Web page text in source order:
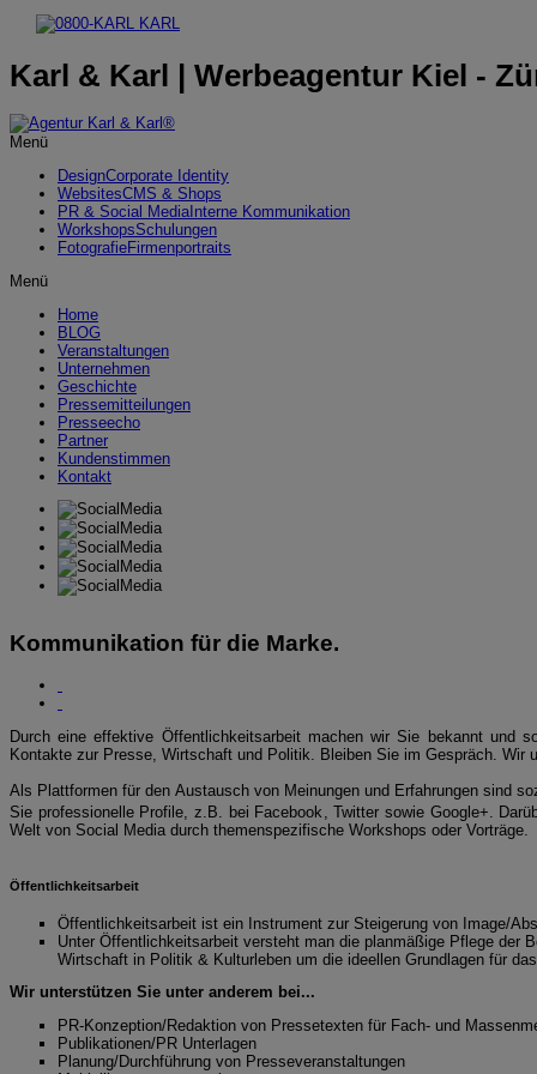
Karl & Karl | Werbeagentur Kiel -
Menü
DesignCorporate Identity
WebsitesCMS & Shops
PR & Social Media Interne Kommunikation
WorkshopsSchulungen
FotografieFirmenportraits
Menü
Home
BLOG
Veranstaltungen
Unternehmen
Geschichte
Pressemitteilungen
Presseecho
Partner
Kundenstimmen
Kontakt
Kommunikation für die Marke.
Durch eine effektive Öffentlichkeitsarbeit machen wir Sie bekannt und
Kontakte zur Presse, Wirtschaft und Politik. Bleiben Sie im Gespräch. Wir
Als Plattformen für den Austausch von Meinungen und Erfahrungen sind
Sie professionelle Profile, z.B. bei Facebook, Twitter sowie Google+.
Welt von Social Media durch themenspezifische Workshops oder Vorträge.
Öffentlichkeitsarbeit
Öffentlichkeitsarbeit ist ein Instrument zur Steigerung von Image/
Unter Öffentlichkeitsarbeit versteht man die planmäßige Pflege der
Wirtschaft in Politik & Kulturleben um die ideellen Grundlagen für
Wir unterstützen Sie unter anderem bei...
PR-Konzeption/Redaktion von Pressetexten für Fach- und
Publikationen/PR Unterlagen
Planung/Durchführung von Presseveranstaltungen